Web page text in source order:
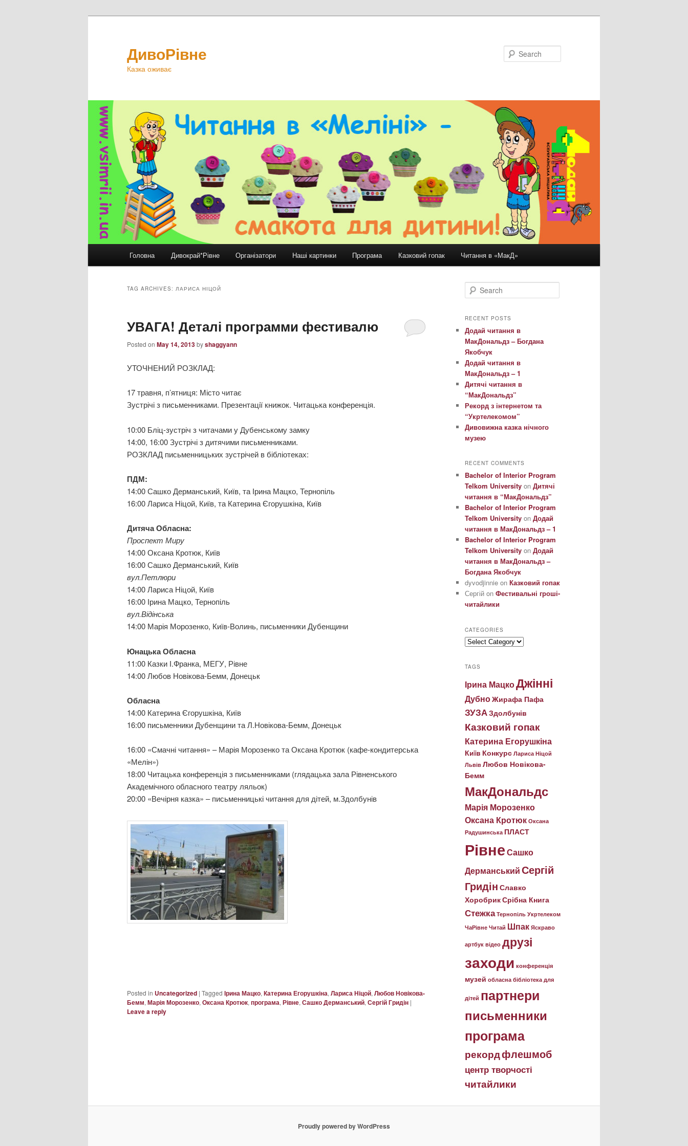
ДивоРівне
Казка оживає
Skip
content
Skip
content
Головна Дивокрай*Рівне Організатори Наші картинки Програма Казковий гопак Читання в «МакД»
TAG ARCHIVES: ЛАРИСА НІЦОЙ
УВАГА! Деталі программи фестивалю
Posted on May 14, 2013byshaggyann
УТОЧНЕНИЙ РОЗКЛАД:
17 травня, п’ятниця: Місто читає
Зустрічі з письменниками. Презентації книжок. Читацька конференція.
10:00 Бліц-зустріч з читачами у Дубенському замку
14:00, 16:00 Зустрічі з дитячими письменниками.
РОЗКЛАД письменницьких зустрічей в бібліотеках:
ПДМ:
14:00 Сашко Дерманський, Київ, та Ірина Мацко, Тернопіль
16:00 Лариса Ніцой, Київ, та Катерина Єгорушкіна, Київ
Дитяча Обласна:
Проспект Миру
14:00 Оксана Кротюк, Київ
16:00 Сашко Дерманський, Київ
вул.Петлюри
14:00 Лариса Ніцой, Київ
16:00 Ірина Мацко, Тернопіль
вул.Відінська
14:00 Марія Морозенко, Київ-Волинь, письменники Дубенщини
Юнацька Обласна
11:00 Казки І.Франка, МЕГУ, Рівне
14:00 Любов Новікова-Бемм, Донецьк
Обласна
14:00 Катерина Єгорушкіна, Київ
16:00 письменники Дубенщини та Л.Новікова-Бемм, Донецьк
16:00 «Смачні читання» – Марія Морозенко та Оксана Кротюк (кафе-кондитерська
«Мелін»)
18:00 Читацька конференція з письменниками (глядацька зала Рівненського
Академічного обласного театру ляльок)
20:00 «Вечірня казка» – письменницькі читання для дітей, м.Здолбунів
Posted in Uncategorized | Tagged Ірина Мацко, Катерина Егорушкіна, Лариса Ніцой, Любов Новікова-
Бемм, Марія Морозенко, Оксана Кротюк, програма, Рівне, Сашко Дерманський, Сергій Гридін |
Leave a reply
e
r
h
RECENT POSTS
Додай читання в
МакДональдз – Богдана
Якобчук
Додай читання в
МакДональдз – 1
Дитячі читання в
“МакДональдз”
Рекорд з інтернетом та
“Укртелекомом”
Дивовижна казка нічного
музею
RECENT COMMENTS
Bachelor of Interior Program
Telkom University on Дитячі
читання в “МакДональдз”
Bachelor of Interior Program
Telkom University on Додай
читання в МакДональдз – 1
Bachelor of Interior Program
Telkom University on Додай
читання в МакДональдз –
Богдана Якобчук
dyvodjinnie on Казковий гопак
Сергій on Фестивальні гроші-
читайлики
CATEGORIES
Categories
TAGS
Ірина МацкоДжінні
ДубноЖирафа Пафа
ЗУЗАЗдолбунів
Казковий гопак
Катерина Егорушкіна
Київ Конкурс Лариса Ніцой
Львів Любов Новікова-
Бемм
МакДональдс
Марія Морозенко
Оксана Кротюк Оксана
Радушинська ПЛАСТ
РівнеСашко
ДерманськийСергій
Гридін Славко
ХоробрикСрібна Книга
Стежка Тернопіль Укртелеком
ЧаРівне Читай Шпак Яскраво
артбук відео друзі
заходи конференція
музей обласна бібліотека для
дітей партнери
письменники
програма
рекордфлешмоб
центр творчості
читайлики
Proudly powered by WordPress